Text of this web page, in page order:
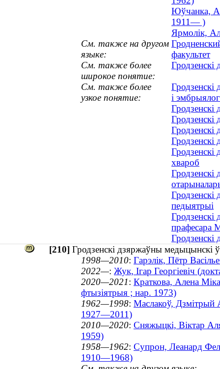
Юўчанка,
1911— )
Ярмолік,
См. также на другом
языке:
факультет
См. также более
широкое понятие:
Гродзенскі
См. также более
узкое понятие:
Гродзенскі
і
Гродзенскі
Гродзенскі
Гродзенскі
Гродзенскі
хвароб
Гродзенскі
Гродзенскі
педыятрыі
Гродзенскі
прафесара
Гродзенскі
[210] Гродзенскі дзяржаўны медыцынскі
1998—2010: Гарэлік, Пётр
2022—: Жук, Ігар Георгіевіч
2020—2021: Краткова, Алена
фтызіятрыя ; нар. 1973)
1962—1998: Маслакоў, Дзмітрый
1927—2011)
2010—2020: Сняжыцкі, Віктар
1959)
1958—1962: Супрон, Леанард
1910—1968)